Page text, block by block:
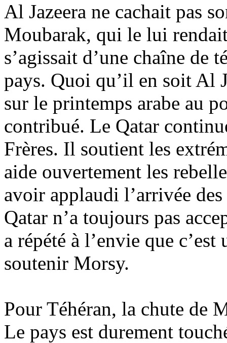
Al Jazeera ne cachait pas
Moubarak, qui le lui
s’agissait d’une chaîne
pays. Quoi qu’il en soit Al
sur le printemps arabe au
contribué. Le Qatar
Frères. Il soutient les
aide ouvertement les
avoir applaudi l’arrivée
Qatar n’a toujours pas
a répété à l’envie que c’est
soutenir Morsy.
Pour Téhéran, la chute de
Le pays est durement